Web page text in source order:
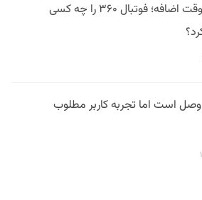
فیلتر در وقت اضافه؛ فوتبال ۳۶۰ را چه کسی
وصل است اما تجربه کاربر مطلوب